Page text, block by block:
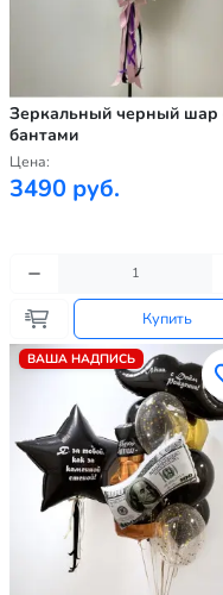
Зеркальный черный шар
бантами
Цена:
3490 руб.
Купить
ВАША НАДПИСЬ